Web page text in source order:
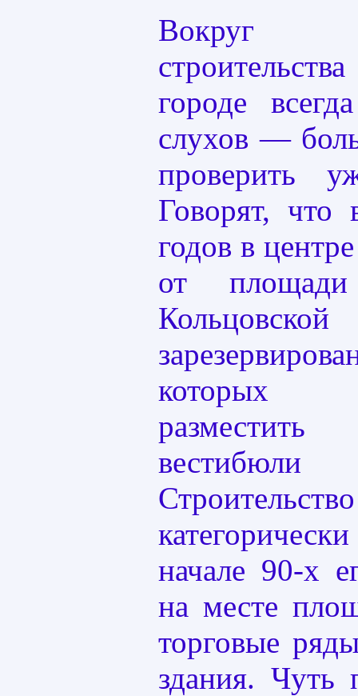
Вокруг
городе
слухов —
проверить
Говорят, что
годов в
от
которых
начале 90-х
на месте
торговые
здания.